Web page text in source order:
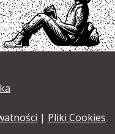
| Pliki Cookies